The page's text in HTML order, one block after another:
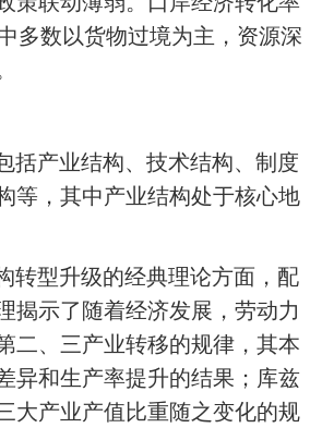
多数以货物过境为主，资源深
括产业结构、技术结构、制度
等，其中产业结构处于核心地
转型升级的经典理论方面，配
揭示了随着经济发展，劳动力
二、三产业转移的规律，其本
异和生产率提升的结果；库兹
大产业产值比重随之变化的规